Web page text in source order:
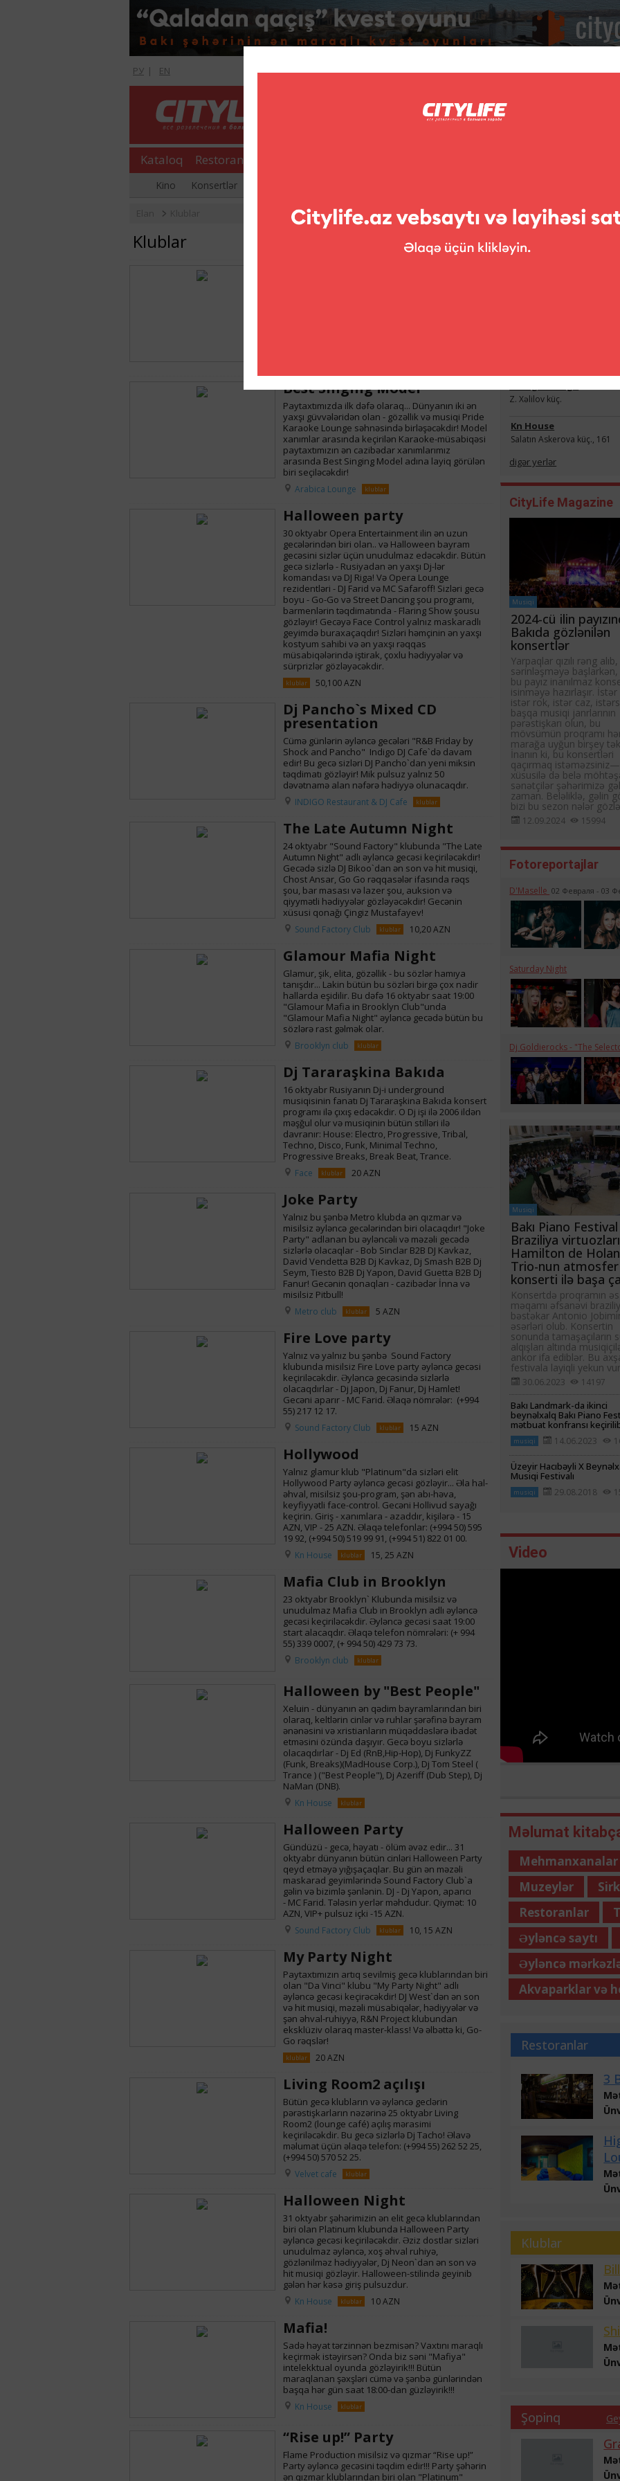
РУ | EN
Kataloq Restoranlar
Kino Konsertlər
Klublar
Best Singing Model
Paytaxtımızda ilk dəfə olaraq... Dünyanın iki ən
yaxşı güvvələridən olan - gözəllik və musiqi Pride
Karaoke Lounge səhnəsində birləşəcəkdir! Model
xanımlar arasında keçirilən Karaoke-müsabiqəsi
paytaxtımızın ən cazibədar xanımlarımız
arasında Best Singing Model adına layiq görülən
biri seçiləcəkdir!
Arabica Lounge klublar
Halloween party
30 oktyabr Opera Entertainment ilin ən uzun
gecələrindən biri olan.. və Halloween bayram
gecəsini sizlər üçün unudulmaz edəcəkdir. Bütün
gecə sizlərlə - Rusiyadan ən yaxşı Dj-lər
komandası və DJ Riga! Və Opera Lounge
rezidentləri - DJ Farid və MC Safaroff! Sizləri gecə
boyu - Go-Go və Street Dancing şou programı,
barmenlərin təqdimatında - Flaring Show şousu
gözləyir! Gecəyə Face Control yalnız maskaradlı
geyimdə buraxaçaqdır! Sizləri həmçinin ən yaxşı
kostyum sahibi və ən yaxşı rəqqas
müsabiqələrində iştirak, çoxlu hədiyyələr və
sürprizlər gözləyəcəkdir.
klublar 50,100 AZN
Dj Pancho`s Mixed CD
presentation
Cümə günlərin əyləncə gecələri "R&B Friday by
Shock and Pancho" Indigo DJ Cafe`də davam
edir! Bu gecə sizləri DJ Pancho`dan yeni miksin
təqdimatı gözləyir! Mik pulsuz yalnız 50
dəvətnamə alan nəfərə hədiyyə olunacaqdır.
INDIGO Restaurant & DJ Cafe klublar
The Late Autumn Night
24 oktyabr "Sound Factory" klubunda "The Late
Autumn Night" adlı əyləncə gecəsi keçiriləcəkdir!
Gecədə sizlə DJ Bikoo`dan ən son və hit musiqi,
Chost Ansar, Go Go rəqqasələr ifasında rəqs
şou, bar masası və lazer şou, auksion və
qiyymətli hədiyyələr gözləyəcəkdir! Gecənin
xüsusi qonağı Çingiz Mustafayev!
Sound Factory Club klublar 10,20 AZN
Glamour Mafia Night
Glamur, şik, elita, gözəllik - bu sözlər hamıya
tanışdır... Lakin bütün bu sözləri birgə çox nadir
hallarda eşidilir. Bu dəfə 16 oktyabr saat 19:00
"Glamour Mafia in Brooklyn Club"unda
"Glamour Mafia Night" əyləncə gecədə bütün bu
sözlərə rast gəlmək olar.
Brooklyn club klublar
Dj Tararaşkina Bakıda
16 oktyabr Rusiyanın Dj-i underground
musiqisinin fanatı Dj Tararaşkina Bakıda konsert
programı ilə çıxış edəcəkdir. O Dj işi ilə 2006 ildən
məşğul olur və musiqinin bütün stilləri ilə
davranır: House: Electro, Progressive, Tribal,
Techno, Disco, Funk, Minimal Techno,
Progressive Breaks, Break Beat, Trance.
Face klublar 20 AZN
Joke Party
Yalnız bu şənbə Metro klubda ən qızmar və
misilsiz əyləncə gecələrindən biri olacaqdır! "Joke
Party" adlanan bu əyləncəli və məzəli gecədə
sizlərlə olacaqlar - Bob Sinclar B2B DJ Kavkaz,
David Vendetta B2B Dj Kavkaz, Dj Smash B2B Dj
Seym, Tiesto B2B Dj Yapon, David Guetta B2B Dj
Fanur! Gecənin qonaqları - cazibədər İnna və
misilsiz Pitbull!
Metro club klublar 5 AZN
Fire Love party
Yalnız və yalnız bu şənbə Sound Factory
klubunda misilsiz Fire Love party əyləncə gecəsi
keçiriləcəkdir. Əyləncə gecəsində sizlərlə
olacaqdırlar - Dj Japon, Dj Fanur, Dj Hamlet!
Gecəni aparır - MC Farid. Əlaqə nömrələr: (+994
55) 217 12 17.
Sound Factory Club klublar 15 AZN
Hollywood
Yalnız glamur klub "Platinum"da sizləri elit
Hollywood Party əyləncə gecəsi gözləyir... Əla hal-
əhval, misilsiz şou-program, şən abı-həva,
keyfiyyətli face-control. Gecəni Hollivud sayağı
keçirin. Giriş - xanımlara - azaddır, kişilərə - 15
AZN, VIP - 25 AZN. Əlaqə telefonlar: (+994 50) 595
19 92, (+994 50) 519 99 91, (+994 51) 822 01 00.
Kn House klublar 15, 25 AZN
Mafia Club in Brooklyn
23 oktyabr Brooklyn` Klubunda misilsiz və
unudulmaz Mafia Club in Brooklyn adlı əyləncə
gecəsi keçiriləcəkdir. Əyləncə gecəsi saat 19:00
start alacaqdır. Əlaqə telefon nömrələri: (+ 994
55) 339 0007, (+ 994 50) 429 73 73.
Brooklyn club klublar
Halloween by "Best People"
Xeluin - dünyanın ən qədim bayramlarından biri
olaraq, keltlərin cinlər və ruhlar şərəfinə bayram
ənənəsini və xristianların müqəddəslərə ibadət
etməsini özünda daşıyır. Gecə boyu sizlərlə
olacaqdırlar - Dj Ed (RnB,Hip-Hop), Dj FunkyZZ
(Funk, Breaks)(MadHouse Corp.), Dj Tom Steel (
Trance ) ("Best People"), Dj Azeriff (Dub Step), Dj
NaMan (DNB).
Kn House klublar
Halloween Party
Gündüzü - gecə, həyatı - ölüm əvəz edir... 31
oktyabr dünyanın bütün cinləri Halloween Party
qeyd etməyə yığışaçaqlar. Bu gün ən məzəli
maskarad geyimlərində Sound Factory Club`a
gəlin və bizimlə şənlənin. DJ - Dj Yapon, aparıcı
- MC Farid. Tələsin yerlər məhdudur. Qiymət: 10
AZN, VIP+ pulsuz içki -15 AZN.
Sound Factory Club klublar 10, 15 AZN
My Party Night
Paytaxtımızın artıq sevilmiş gecə klublarından biri
olan "Da Vinci" klubu "My Party Night" adlı
əyləncə gecəsi keçirəcəkdir! DJ West`dən ən son
və hit musiqi, məzəli müsabiqələr, hədiyyələr və
şən əhval-ruhiyyə, R&N Project klubundan
eksklüziv olaraq master-klass! Və əlbəttə ki, Go-
Go rəqslər!
klublar 20 AZN
Living Room2 açılışı
Bütün gecə klubların və əyləncə geclərin
pərəstişkarların nəzərinə 25 oktyabr Living
Room2 (lounge café) açılış mərasimi
keçiriləcəkdir. Bu gecə sizlərlə Dj Tacho! Əlavə
məlumat üçün əlaqə telefon: (+994 55) 262 52 25,
(+994 50) 570 52 25.
Velvet cafe klublar
Halloween Night
31 oktyabr şəhərimizin ən elit gecə klublarından
biri olan Platinum klubunda Halloween Party
əyləncə gecəsi keçiriləcəkdir. Əziz dostlar sizləri
unudulmaz əyləncə, xoş əhval ruhiyə,
gözlənilməz hədiyyələr, Dj Neon`dan ən son və
hit musiqi gözləyir. Halloween-stilində geyinib
gələn hər kəsə giriş pulsuzdur.
Kn House klublar 10 AZN
Mafia!
Sadə həyat tərzinnən bezmisən? Vaxtını maraqlı
keçirmək istəyirsən? Onda biz səni "Mafiya"
intelekktual oyunda gözləyirik!!! Bütün
maraqlanan şəxşləri cümə və şənbə günlərindən
başqa hər gün saat 18:00-dan güzləyirik!!!
Kn House klublar
“Rise up!” Party
Flame Production misilsiz və qızmar “Rise up!”
Party əyləncə gecəsini təqdim edir!!! Party şəhərin
ən qızmar klublarından biri olan "Platinum"
Klublar
Z. Xəlilov küç.
Kn House
Salatın Askerova küç., 161
digər yerlər
CityLife Magazine
Musiqi
2024-cü ilin
Bakıda gözlənilən
konsertlər
Yarpaqlar qızılı rəng
sərinləşməyə başlarkən,
bu payız inanılmaz
isinməyə hazırlaşır.
istər rok, istər caz,
başqa musiqi janrlarının
pərəstişkarı olun, bu
mövsümün proqramı
marağa uyğun birşey
İnanın ki, bu konsertləri
qaçırmaq istəməzsiniz—
xüsusilə də belə
sənətçilər şəhərimizə
zaman. Beləliklə, gəlin
bizi bu sezon nələr
12.09.2024 15994
Fotoreportajlar
D'Maselle 02 Февраля - 03
Saturday Night
Dj Goldierocks - "The
Musiqi
Bakı Piano
Braziliya virtuozları
Hamilton de
Trio-nun atmosfer
konserti ilə başa
Konsertdə proqramın
məqamı əfsanəvi
bəstəkar Antonio
əsərləri olub. Konsertin
sonunda tamaşaçıların
alqışları altında
ankor ifa ediblər. Bu
festivala layiqli yekun
30.06.2023 14197
Bakı Landmark-da ikinci
beynəlxalq Bakı Piano
mətbuat konfransı
musiqi 14.06.2023
Üzeyir Hacıbəyli X
Musiqi Festivalı
musiqi 29.08.2018
Video
Məlumat
Mehmanxanalar
Muzeylər
Sirk
Restoranlar
Əyləncə saytı
Əyləncə
Akvaparklar və
Restoranlar
3
Klublar
Şopinq